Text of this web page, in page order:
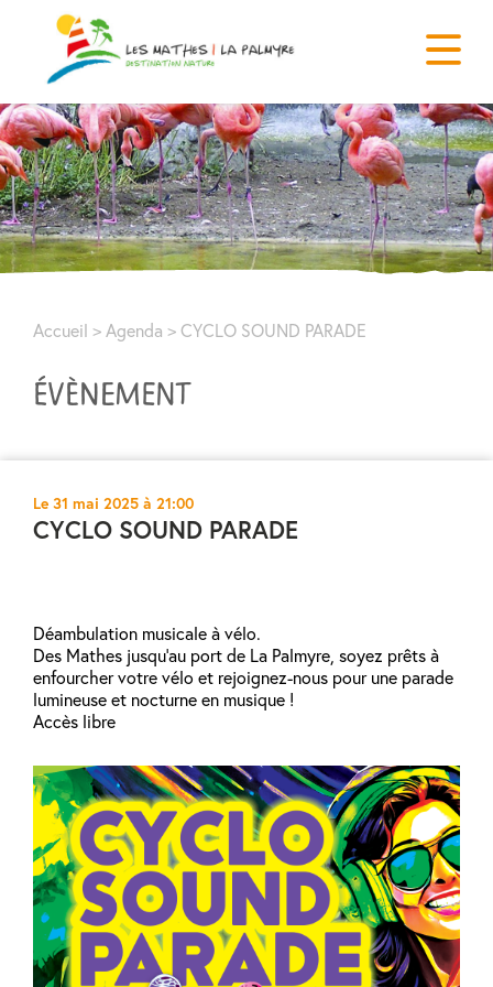
Accueil > Agenda > CYCLO SOUND PARADE
ÉVÈNEMENT
Le 31 mai 2025 à 21:00
CYCLO SOUND PARADE
Déambulation musicale à vélo.
Des Mathes jusqu’au port de La Palmyre, soyez prêts à
enfourcher votre vélo et rejoignez-nous pour une parade
lumineuse et nocturne en musique !
Accès libre